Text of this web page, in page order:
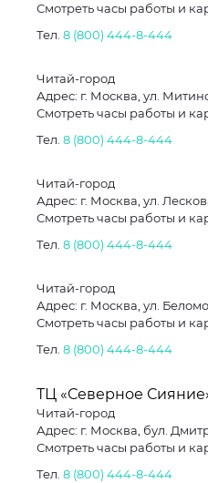
Смотреть часы работы и
Тел. 8 (800) 444-8-444
Читай-город
Адрес: г. Москва, ул.
Смотреть часы работы и
Тел. 8 (800) 444-8-444
Читай-город
Адрес: г. Москва, ул.
Смотреть часы работы и
Тел. 8 (800) 444-8-444
Читай-город
Адрес: г. Москва, ул.
Смотреть часы работы и
Тел. 8 (800) 444-8-444
ТЦ «Северное
Читай-город
Адрес: г. Москва, бул.
Смотреть часы работы и
Тел. 8 (800) 444-8-444